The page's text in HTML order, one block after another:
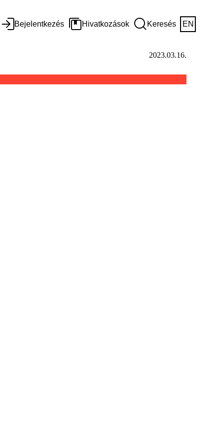
Bejelentkezés Hivatkozások Keresés EN
2023.03.16.